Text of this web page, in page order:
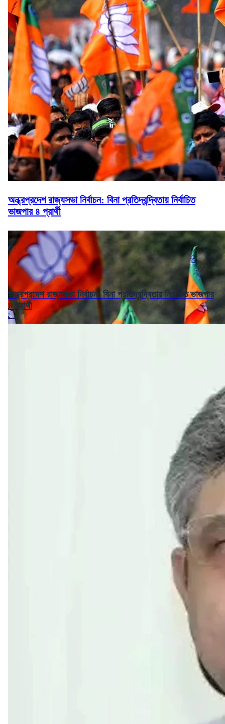
অন্ধ্রপ্রদেশ রাজ্যসভা নির্বাচন: বিনা প্রতিদ্বন্দ্বিতায় নির্বাচিত
ভাজপার ৪ প্রার্থী
অন্ধ্রপ্রদেশ রাজ্যসভা নির্বাচন: বিনা প্রতিদ্বন্দ্বিতায় নির্বাচিত ভাজপার
৪ প্রার্থী